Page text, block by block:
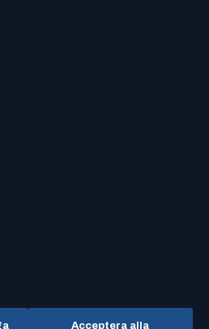
Acceptera alla